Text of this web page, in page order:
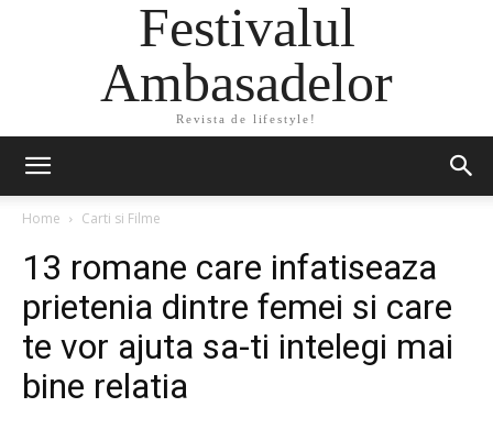
Festivalul
Ambasadelor
Revista de lifestyle!
Home Carti si Filme
13 romane care infatiseaza
prietenia dintre femei si care
te vor ajuta sa-ti intelegi mai
bine relatia